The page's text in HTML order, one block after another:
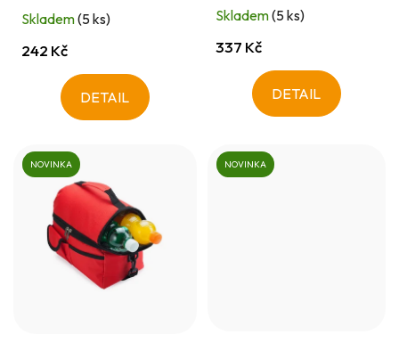
ů
Skladem(5 ks)
242 Kč
DETAIL
Skladem(5 ks)
337 Kč
DETAIL
NOVINKA NOVINKA